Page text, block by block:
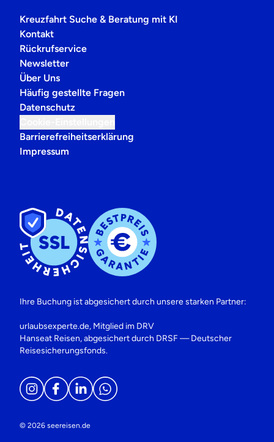
Kreuzfahrt Suche & Beratung mit KI
Kontakt
Rückrufservice
Newsletter
Über Uns
Häufig gestellte Fragen
Datenschutz
Barrierefreiheitserklärung
Impressum
Ihre Buchung ist abgesichert durch unsere starken Partner:
urlaubsexperte.de, Mitglied im DRV
Hanseat Reisen, abgesichert durch DRSF — Deutscher
Reisesicherungsfonds.
© 2026 seereisen.de